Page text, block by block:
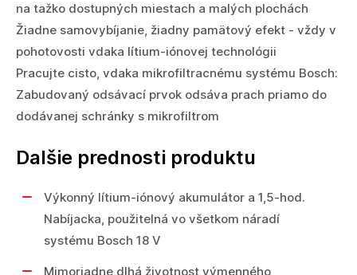
na tažko dostupných miestach a malých plochách
Žiadne samovybíjanie, žiadny pamätový efekt - vždy v
pohotovosti vdaka lítium-iónovej technológii
Pracujte cisto, vdaka mikrofiltracnému systému Bosch:
Zabudovaný odsávací prvok odsáva prach priamo do
dodávanej schránky s mikrofiltrom
Dalšie prednosti produktu
Výkonný lítium-iónový akumulátor a 1,5-hod.
Nabíjacka, použitelná vo všetkom náradí
systému Bosch 18 V
Mimoriadne dlhá životnost výmenného